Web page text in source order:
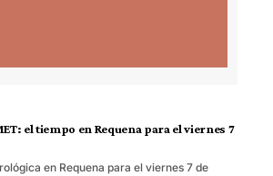
el tiempo en Requena para el viernes 7
en Requena para el viernes 7 de